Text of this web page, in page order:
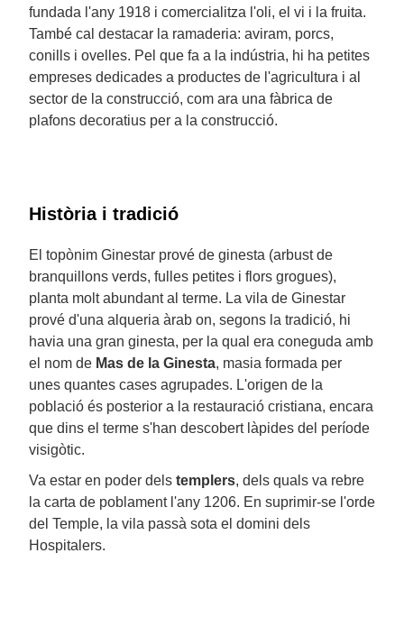
fundada l'any 1918 i comercialitza l'oli, el vi i la fruita.
També cal destacar la ramaderia: aviram, porcs,
conills i ovelles. Pel que fa a la indústria, hi ha petites
empreses dedicades a productes de l'agricultura i al
sector de la construcció, com ara una fàbrica de
plafons decoratius per a la construcció.
Història i tradició
El topònim Ginestar prové de ginesta (arbust de
branquillons verds, fulles petites i flors grogues),
planta molt abundant al terme. La vila de Ginestar
prové d'una alqueria àrab on, segons la tradició, hi
havia una gran ginesta, per la qual era coneguda amb
el nom de Mas de la Ginesta, masia formada per
unes quantes cases agrupades. L'origen de la
població és posterior a la restauració cristiana, encara
que dins el terme s'han descobert làpides del període
visigòtic.
Va estar en poder dels templers, dels quals va rebre
la carta de poblament l'any 1206. En suprimir-se l'orde
del Temple, la vila passà sota el domini dels
Hospitalers.